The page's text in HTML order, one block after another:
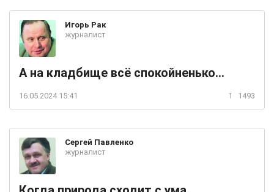
Игорь Рак
журналист
А на кладбище всё спокойненько...
16.05.2024 15:41 1 1493
Сергей Павленко
журналист